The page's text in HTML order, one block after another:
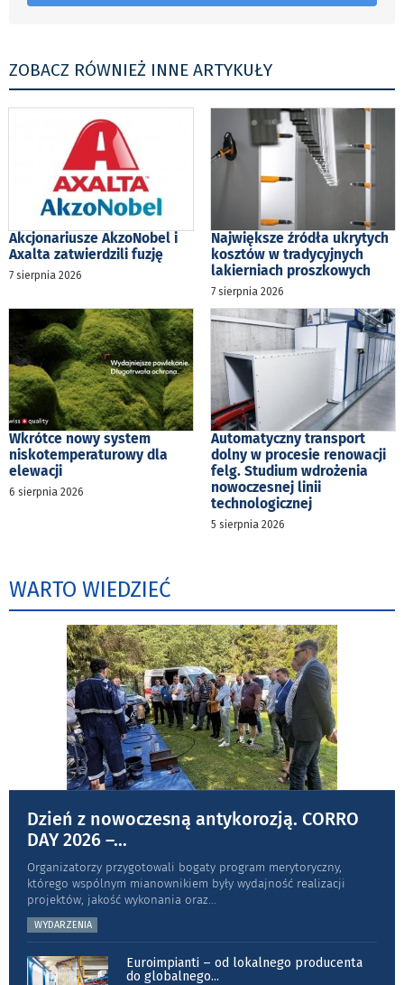
ZOBACZ RÓWNIEŻ INNE ARTYKUŁY
Akcjonariusze AkzoNobel i
Axalta zatwierdzili fuzję
7 sierpnia 2026
Największe źródła ukrytych
kosztów w tradycyjnych
lakierniach proszkowych
7 sierpnia 2026
Wkrótce nowy system
niskotemperaturowy dla
elewacji
6 sierpnia 2026
Automatyczny transport
dolny w procesie renowacji
felg. Studium wdrożenia
nowoczesnej linii
technologicznej
5 sierpnia 2026
WARTO WIEDZIEĆ
Dzień z nowoczesną antykorozją. CORRO
DAY 2026 –...
Organizatorzy przygotowali bogaty program merytoryczny,
którego wspólnym mianownikiem były wydajność realizacji
projektów, jakość wykonania oraz...
WYDARZENIA
Euroimpianti – od lokalnego producenta
do globalnego...